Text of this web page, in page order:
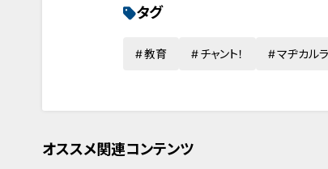
タグ
教育 チャント！ マヂカル
オススメ関連コンテンツ